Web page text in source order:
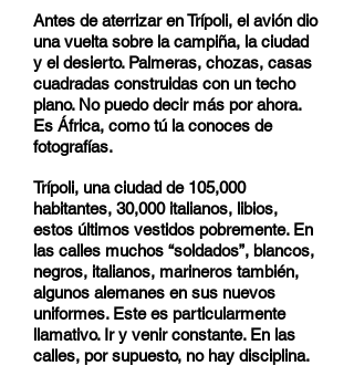
Antes de aterrizar en Trípoli, el avión dio
una vuelta sobre la campiña, la ciudad
y el desierto. Palmeras, chozas, casas
cuadradas construidas con un techo
plano. No puedo decir más por ahora.
Es África, como tú la conoces de
fotografías.
Trípoli, una ciudad de 105,000
habitantes, 30,000 italianos, libios,
estos últimos vestidos pobremente. En
las calles muchos “soldados”, blancos,
negros, italianos, marineros también,
algunos alemanes en sus nuevos
uniformes. Este es particularmente
llamativo. Ir y venir constante. En las
calles, por supuesto, no hay disciplina.